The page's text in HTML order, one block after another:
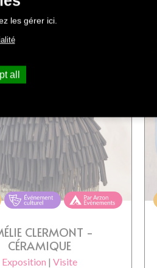
2026
CLERMONT -
CÉRAMIQUE
Exposition | Visite
les gérer ici.
all